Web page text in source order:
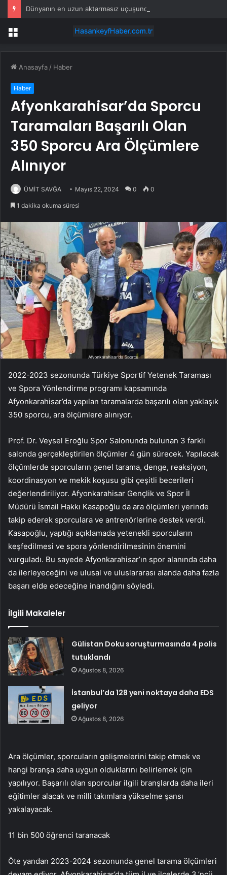
Menü
Anasayfa / Haber
Haber
Afyonkarahisar’da Sporcu
Taramaları Başarılı Olan
350 Sporcu Ara Ölçümlere
Alınıyor
ÜMİT SAVĞA Mayıs 22, 2024 0 0
1 dakika okuma süresi
2022-2023 sezonunda Türkiye Sportif Yetenek Taraması
ve Spora Yönlendirme programı kapsamında
Afyonkarahisar’da yapılan taramalarda başarılı olan yaklaşık
350 sporcu, ara ölçümlere alınıyor.
Prof. Dr. Veysel Eroğlu Spor Salonunda bulunan 3 farklı
salonda gerçekleştirilen ölçümler 4 gün sürecek. Yapılacak
ölçümlerde sporcuların genel tarama, denge, reaksiyon,
koordinasyon ve mekik koşusu gibi çeşitli becerileri
değerlendiriliyor. Afyonkarahisar Gençlik ve Spor İl
Müdürü İsmail Hakkı Kasapoğlu da ara ölçümleri yerinde
takip ederek sporculara ve antrenörlerine destek verdi.
Kasapoğlu, yaptığı açıklamada yetenekli sporcuların
keşfedilmesi ve spora yönlendirilmesinin önemini
vurguladı. Bu sayede Afyonkarahisar’ın spor alanında daha
da ilerleyeceğini ve ulusal ve uluslararası alanda daha fazla
başarı elde edeceğine inandığını söyledi.
İlgili Makaleler
Gülistan Doku soruşturmasında 4 polis
tutuklandı
Ağustos 8, 2026
İstanbul’da 128 yeni noktaya daha EDS
geliyor
Ağustos 8, 2026
Ara ölçümler, sporcuların gelişmelerini takip etmek ve
hangi branşa daha uygun olduklarını belirlemek için
yapılıyor. Başarılı olan sporcular ilgili branşlarda daha ileri
eğitimler alacak ve milli takımlara yükselme şansı
yakalayacak.
11 bin 500 öğrenci taranacak
Öte yandan 2023-2024 sezonunda genel tarama ölçümleri